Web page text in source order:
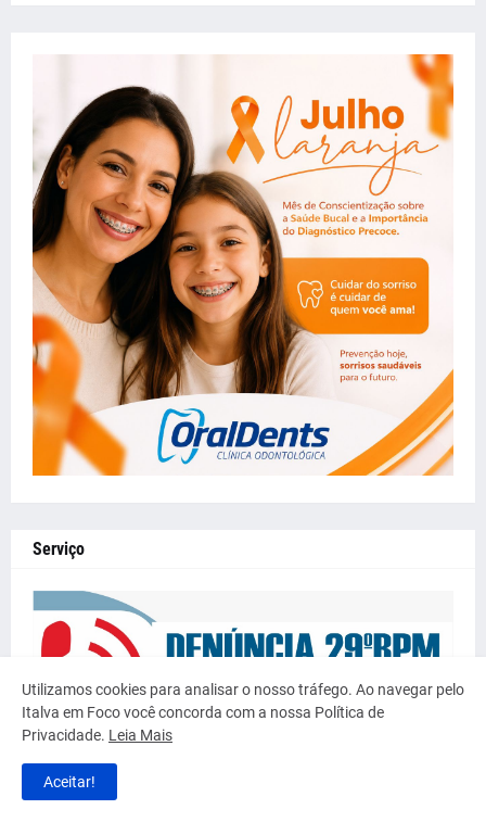
Serviço
Utilizamos cookies para analisar o nosso tráfego. Ao navegar pelo
Italva em Foco você concorda com a nossa Política de
Privacidade. Leia Mais
Aceitar!